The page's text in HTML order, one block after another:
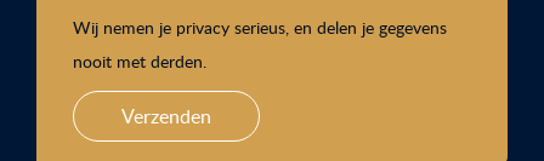
Wij nemen je privacy serieus, en delen je gegevens
nooit met derden.
Verzenden